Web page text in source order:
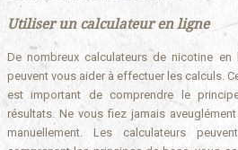
Utiliser un calculateur en ligne
De nombreux calculateurs de nicotine
peuvent vous aider à effectuer les calculs.
est important de comprendre le
résultats. Ne vous fiez jamais
manuellement. Les calculateurs